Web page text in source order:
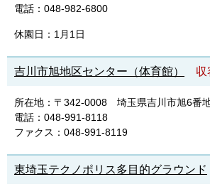
電話：048-982-6800
休園日：1月1日
吉川市旭地区センター（体育館） 収
所在地：〒342-0008 埼玉県吉川市旭6番
電話：048-991-8118
ファクス：048-991-8119
東埼玉テクノポリス多目的グラウンド